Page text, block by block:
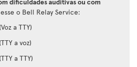
o Bell Relay Service:
(Voz a TTY)
(TTY a voz)
(TTY a TTY)